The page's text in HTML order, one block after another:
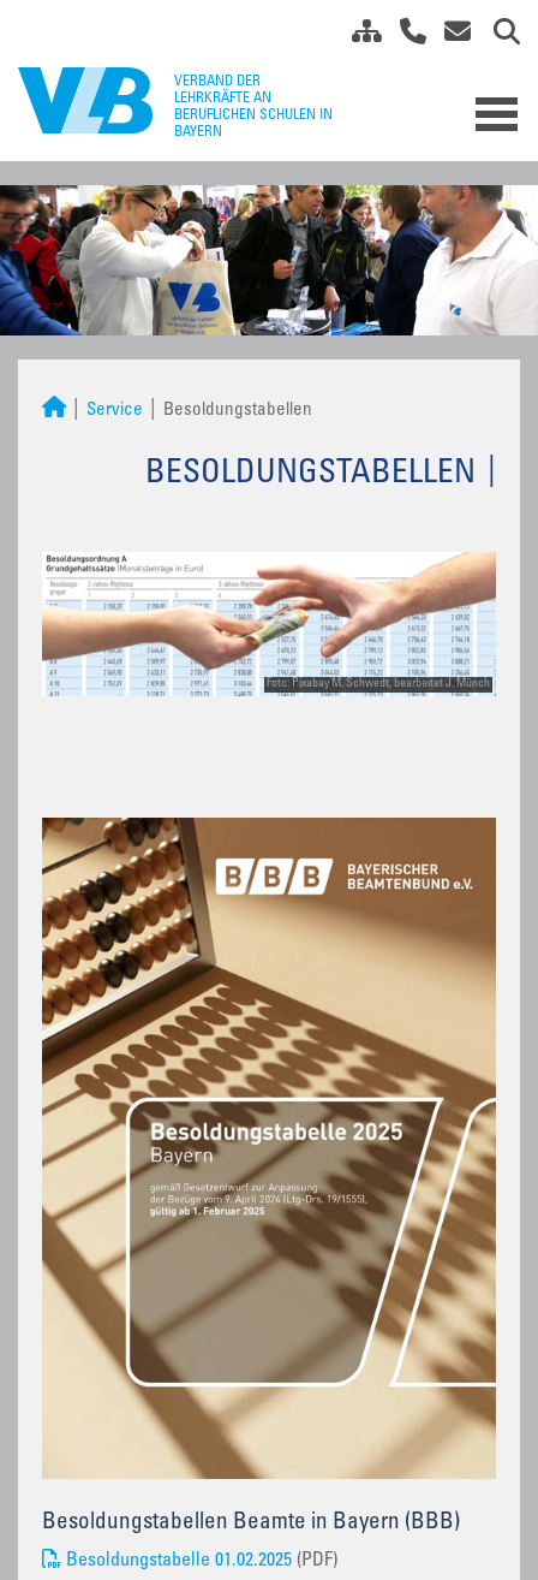
Service Besoldungstabellen
BESOLDUNGSTABELLEN
Foto: Pixabay M. Schwedt, bearbeitet J. Münch
Besoldungstabellen Beamte in Bayern (BBB)
Besoldungstabelle 01.02.2025 (PDF)